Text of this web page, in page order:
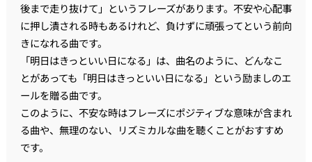
後まで走り抜けて」というフレーズがあります。不安や心配事
に押し潰される時もあるけれど、負けずに頑張ってという前向
きになれる曲です。
「明日はきっといい日になる」は、曲名のように、どんなこ
とがあっても「明日はきっといい日になる」という励ましのエ
ールを贈る曲です。
このように、不安な時はフレーズにポジティブな意味が含まれ
る曲や、無理のない、リズミカルな曲を聴くことがおすすめ
です。